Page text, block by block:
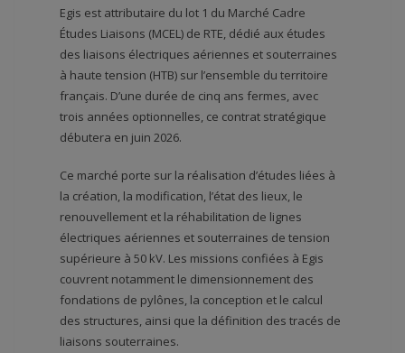
Egis est attributaire du lot 1 du Marché Cadre
Études Liaisons (MCEL) de RTE, dédié aux études
des liaisons électriques aériennes et souterraines
à haute tension (HTB) sur l’ensemble du territoire
français. D’une durée de cinq ans fermes, avec
trois années optionnelles, ce contrat stratégique
débutera en juin 2026.
Ce marché porte sur la réalisation d’études liées à
la création, la modification, l’état des lieux, le
renouvellement et la réhabilitation de lignes
électriques aériennes et souterraines de tension
supérieure à 50 kV. Les missions confiées à Egis
couvrent notamment le dimensionnement des
fondations de pylônes, la conception et le calcul
des structures, ainsi que la définition des tracés de
liaisons souterraines.